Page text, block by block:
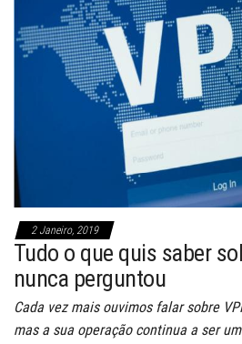
2 Janeiro, 2019
Tudo o que quis saber
nunca perguntou
Cada vez mais ouvimos falar sobre
mas a sua operação continua a ser